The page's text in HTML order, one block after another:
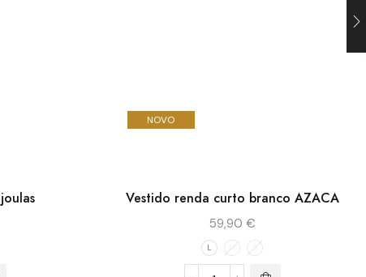
NOVO
Vestido renda curto branco AZACA
59,90 €
L M S